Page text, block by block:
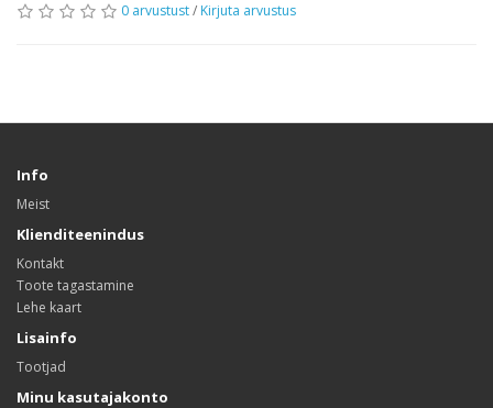
0 arvustust/ Kirjuta arvustus
Info
Meist
Klienditeenindus
Kontakt
Toote tagastamine
Lehe kaart
Lisainfo
Tootjad
Minu kasutajakonto